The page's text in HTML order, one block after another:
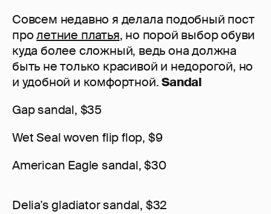
Совсем недавно я делала подобный пост
пролетние платья, но порой выбор обуви
куда более сложный, ведь она должна
быть не только красивой и недорогой, но
и удобной и комфортной.Sandal
Gap sandal, $35
Wet Seal woven flip flop, $9
American Eagle sandal, $30
Delia's gladiator sandal, $32